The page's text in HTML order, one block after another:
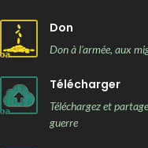
Don
Don à l'armée, aux
Télécharger
Téléchargez et
guerre